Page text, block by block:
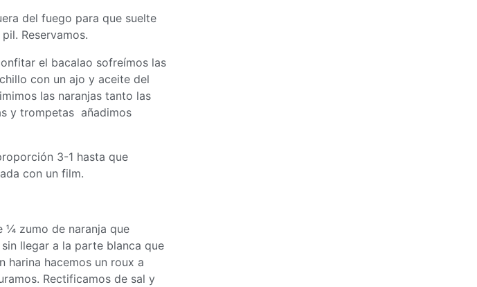
del fuego para que suelte
Reservamos.
el bacalao sofreímos las
con un ajo y aceite del
las naranjas tanto las
y trompetas añadimos
3-1 hasta que
con un film.
¼ zumo de naranja que
llegar a la parte blanca que
harina hacemos un roux a
Rectificamos de sal y